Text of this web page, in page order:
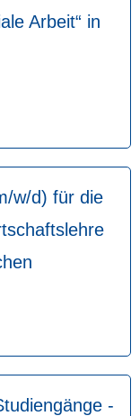
Arbeit“ in
w/d) für die
-